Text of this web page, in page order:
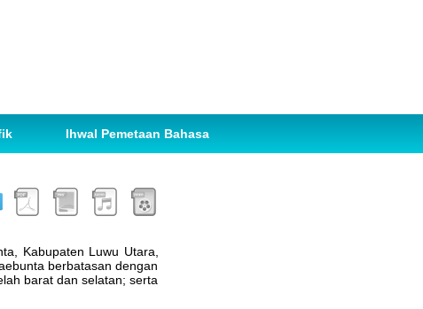
Ihwal Pemetaan Bahasa
Kabupaten Luwu Utara,
berbatasan dengan
barat dan selatan; serta